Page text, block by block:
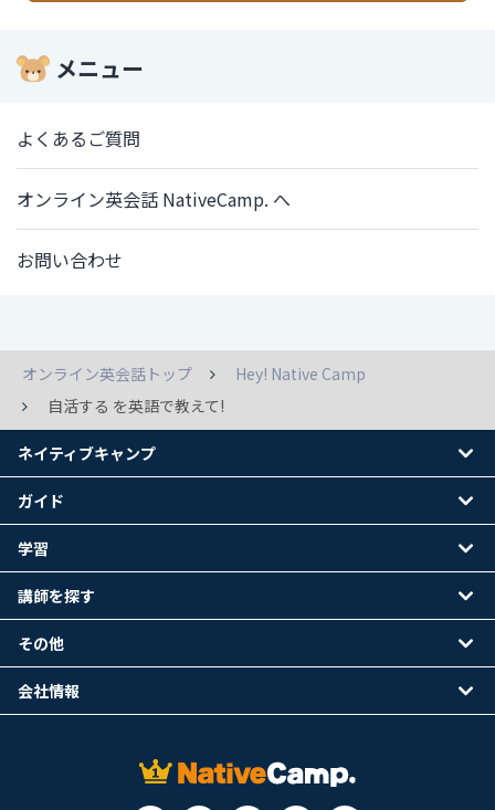
メニュー
よくあるご質問
オンライン英会話 NativeCamp. へ
お問い合わせ
オンライン英会話トップ
Hey! Native Camp
自活する を英語で教えて!
ネイティブキャンプ
ガイド
学習
講師を探す
その他
会社情報